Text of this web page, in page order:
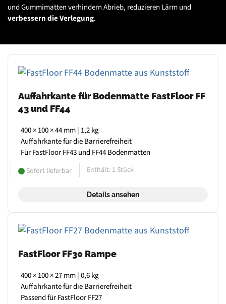
und Gummimatten verhindern Abrieb, reduzieren Lärm und
verbessern die Verlegung.
Auffahrkante für Bodenmatte FastFloor FF
43 und FF44
400 × 100 × 44 mm | 1,2 kg
Auffahrkante für die Barrierefreiheit
Für FastFloor FF43 und FF44 Bodenmatten
Sofort lieferbar Enthält: 1 Stück
Details ansehen
FastFloor FF30 Rampe
400 × 100 × 27 mm | 0,6 kg
Auffahrkante für die Barrierefreiheit
Passend für FastFloor FF27